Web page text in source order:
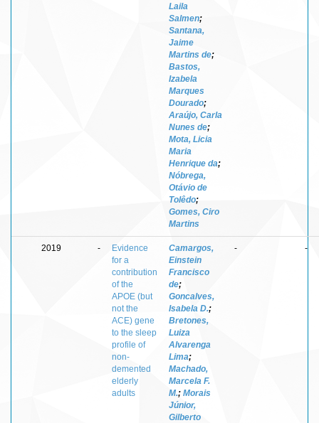
Laila
Salmen;
Santana,
Jaime
Martins de;
Bastos,
Izabela
Marques
Dourado;
Araújo, Carla
Nunes de;
Mota, Licia
Maria
Henrique da;
Nóbrega,
Otávio de
Tolêdo;
Gomes, Ciro
Martins
2019 -
Evidence
for a
contribution
of the
APOE (but
not the
ACE) gene
to the sleep
profile of
non-
demented
elderly
adults
Camargos,
Einstein
Francisco
de;
Goncalves,
Isabela D.;
Bretones,
Luiza
Alvarenga
Lima;
Machado,
Marcela F.
M.; Morais
Júnior,
Gilberto
- -